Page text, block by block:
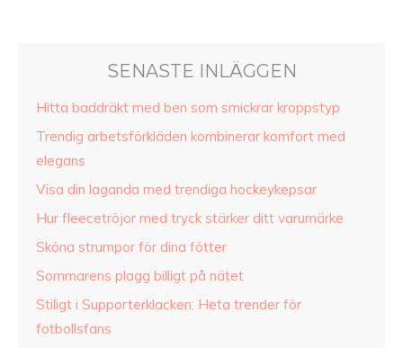
SENASTE INLÄGGEN
Hitta baddräkt med ben som smickrar kroppstyp
Trendig arbetsförkläden kombinerar komfort med
elegans
Visa din laganda med trendiga hockeykepsar
Hur fleecetröjor med tryck stärker ditt varumärke
Sköna strumpor för dina fötter
Sommarens plagg billigt på nätet
Stiligt i Supporterklacken: Heta trender för
fotbollsfans